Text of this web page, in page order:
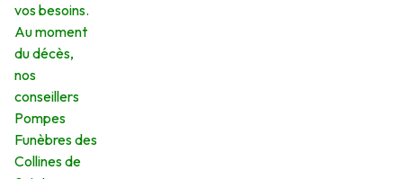
vos besoins.
Au moment
du décès,
nos
conseillers
Pompes
Funèbres des
Collines de